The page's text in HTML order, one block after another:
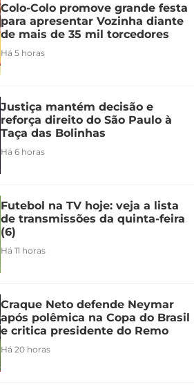
Colo-Colo promove grande festa
para apresentar Vozinha diante
de mais de 35 mil torcedores
Há 5 horas
Justiça mantém decisão e
reforça direito do São Paulo à
Taça das Bolinhas
Há 6 horas
Futebol na TV hoje: veja a lista
de transmissões da quinta-feira
(6)
Há 11 horas
Craque Neto defende Neymar
após polêmica na Copa do Brasil
e critica presidente do Remo
Há 20 horas